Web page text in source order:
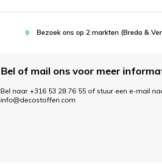
Bezoek ons op 2 markten (Breda &
Bel of mail ons voor meer
Bel naar +316 53 28 76 55 of stuur een e-mail
info@decostoffen.com